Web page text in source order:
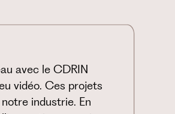
avec le CDRIN
vidéo. Ces projets
industrie. En